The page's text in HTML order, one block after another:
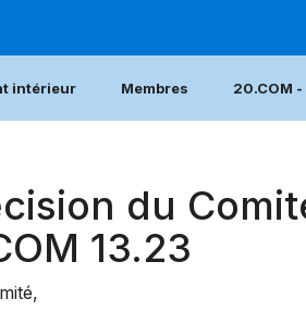
intérieur Membres 20.COM
du
13.23